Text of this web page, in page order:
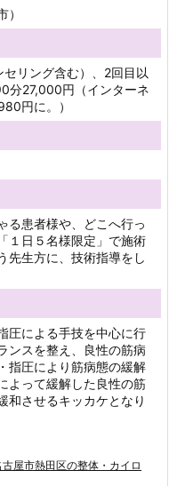
リング含む）、2回目以
27,000円（インターネ
円に。）
る患者様や、どこへ行っ
１日５名様限定」で施術
先生方に、技術指導をし
圧による手技を中心に行
ンスを整え、良性の筋病
指圧により筋病態の緩解
よって緩解した良性の筋
和させるキッカケとなり
屋市熱田区の整体・カイロ